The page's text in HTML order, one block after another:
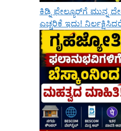
ಕಿಡ್ನಿ ಫೇಲ್ಯೂರ್‌ಗೆ ಮುನ್ನ
ಎಚ್ಚರಿಕೆ ಇದು!